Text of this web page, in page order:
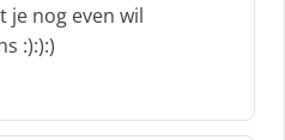
je nog even wil
:):):)